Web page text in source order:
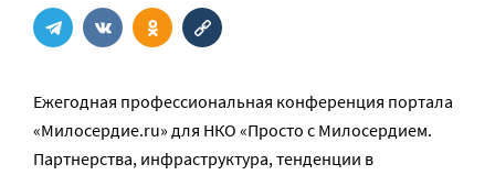
Ежегодная профессиональная конференция портала
«Милосердие.ru» для НКО «Просто с Милосердием.
Партнерства, инфраструктура, тенденции в